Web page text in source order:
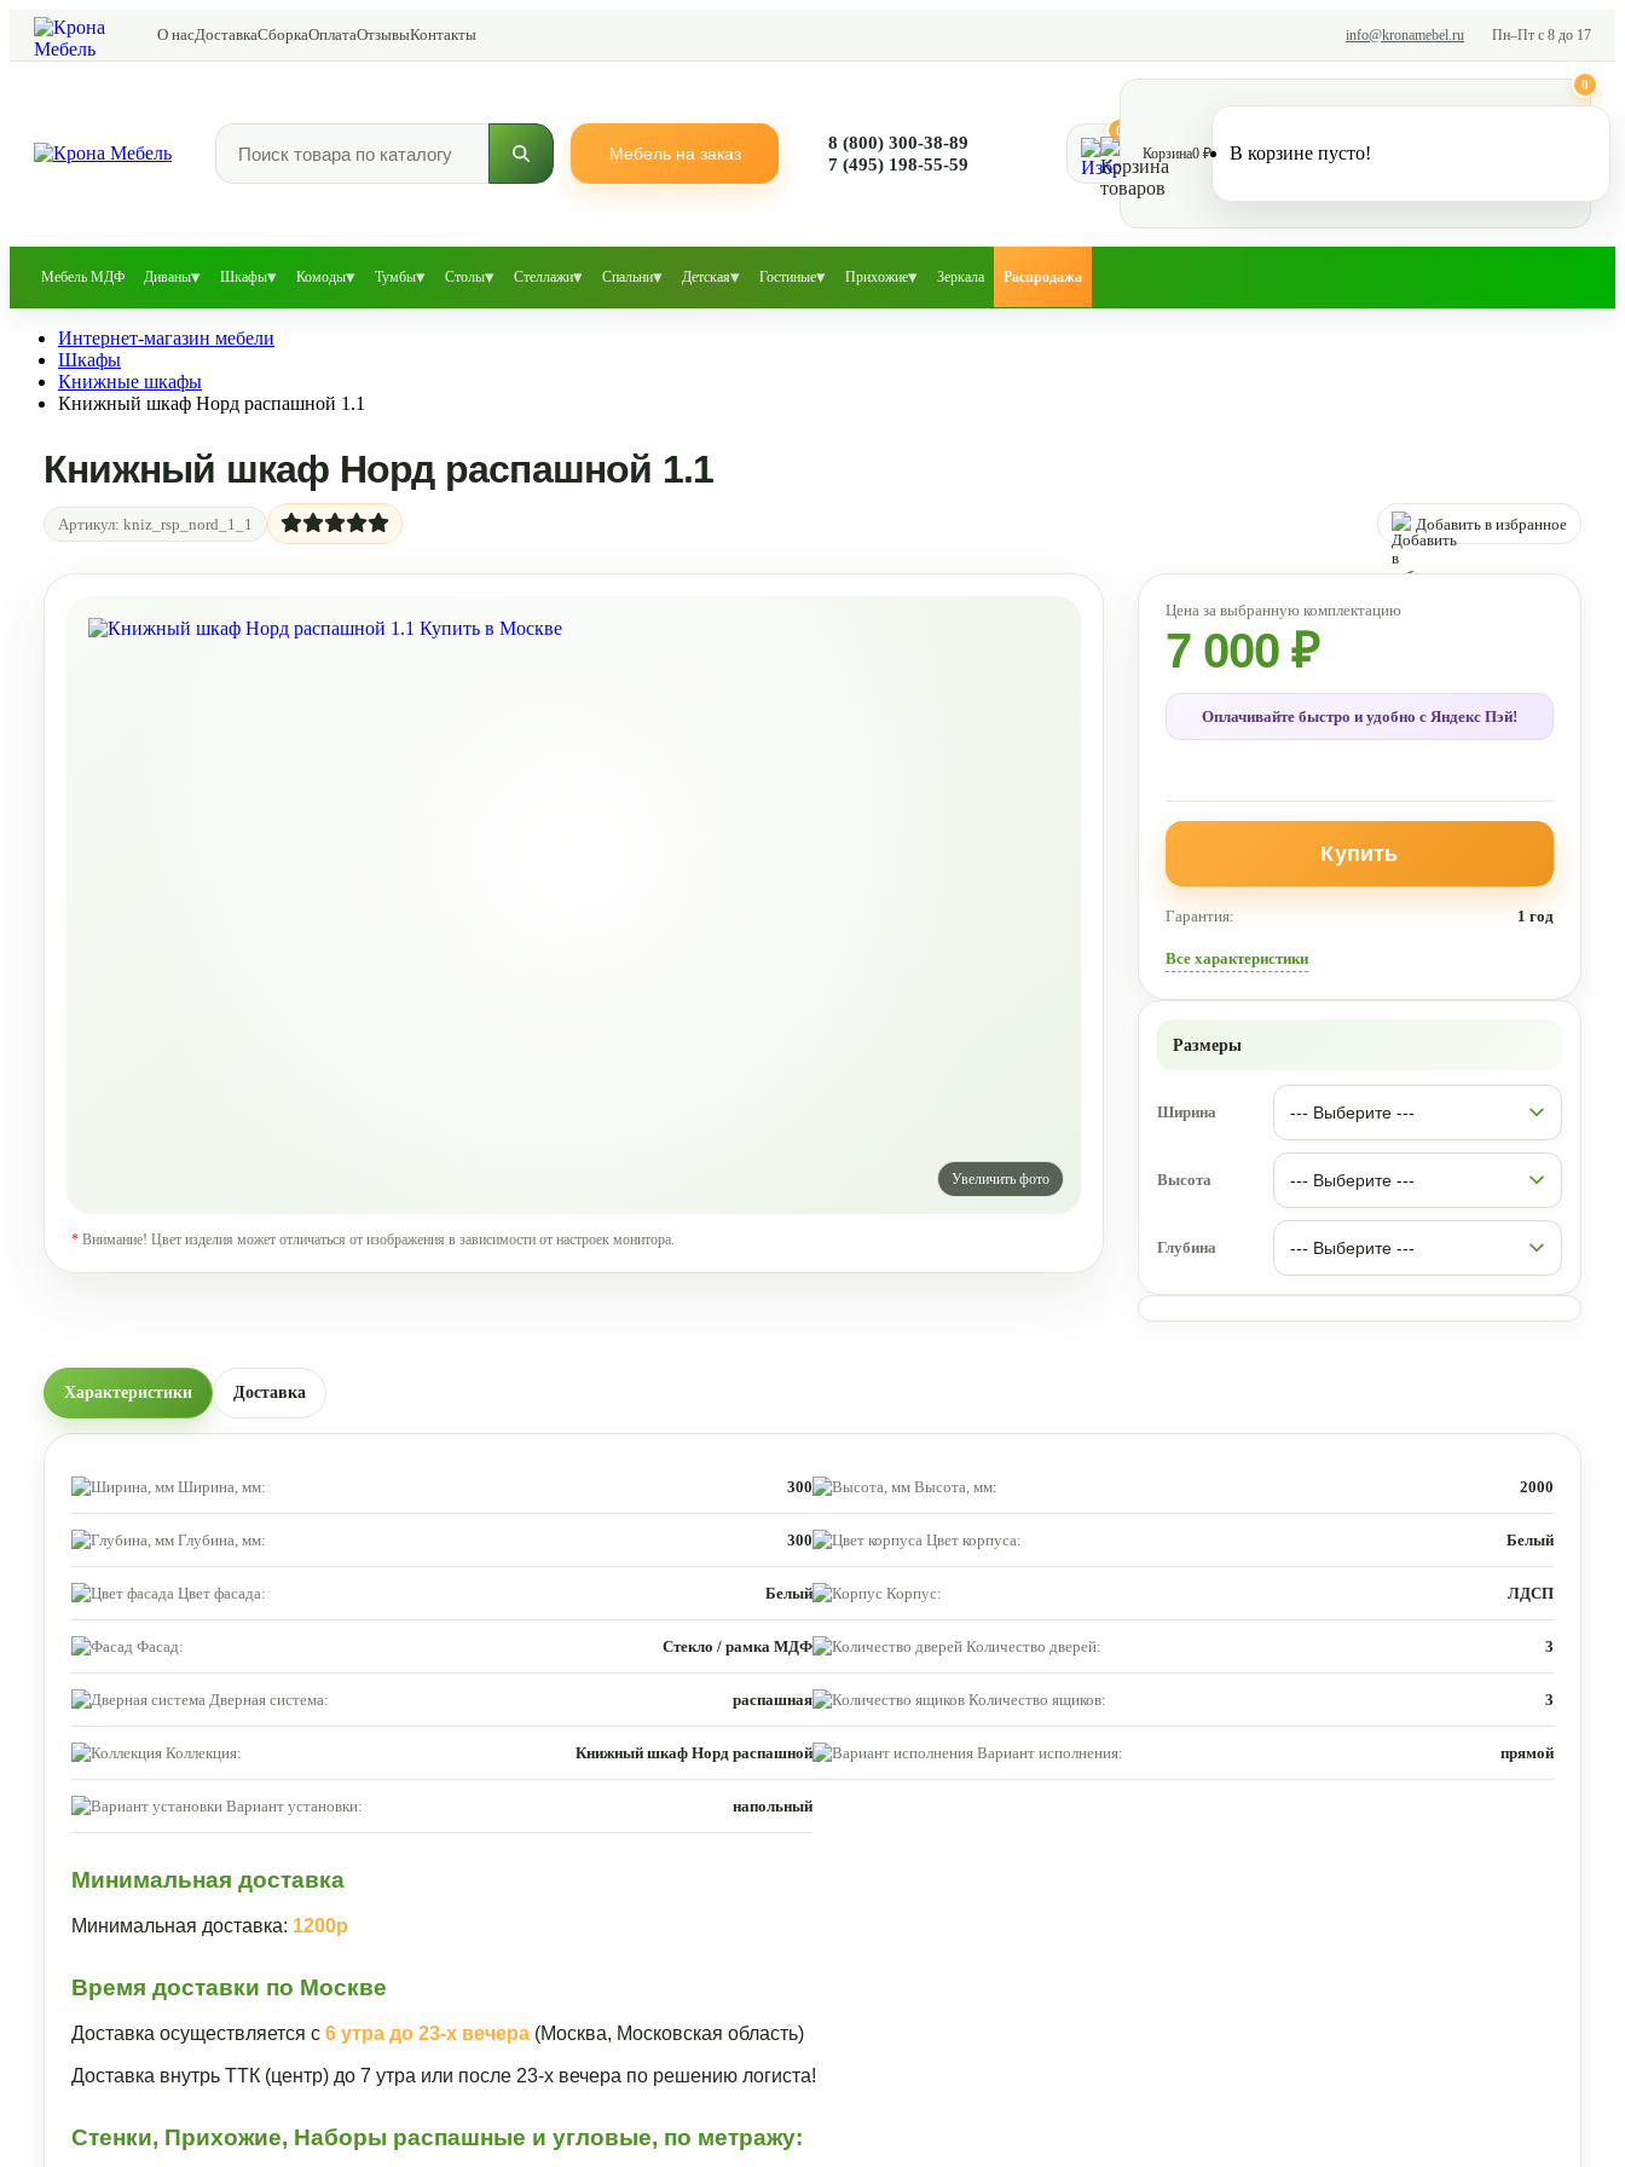
О насДоставкаСборкаОплатаОтзывыКонтакты info@kronamebel.ru Пн–Пт с 8 до 17
Мебель на заказ
8 (800) 300-38-89
7 (495) 198-55-59
0
Корзина
0
0 ₽ В корзине пусто!
Мебель МДФ Диваны▾ Шкафы▾ Комоды▾ Тумбы▾ Столы▾ Стеллажи▾ Спальни▾ Детская▾ Гостиные▾ Прихожие▾ Зеркала Распродажа
Интернет-магазин мебели
Шкафы
Книжные шкафы
Книжный шкаф Норд распашной 1.1
Книжный шкаф Норд распашной 1.1
Артикул: kniz_rsp_nord_1_1 Добавить в избранное
* Внимание! Цвет изделия может отличаться от изображения в зависимости от настроек монитора.
7 000 ₽
Оплачивайте быстро и удобно с Яндекс Пэй!
Купить
Гарантия: 1 год
Все характеристики
Размеры
Ширина
Высота
Глубина
Характеристики Доставка
Ширина, мм: 300 Высота, мм: 2000
Глубина, мм: 300 Цвет корпуса: Белый
Цвет фасада: Белый Корпус: ЛДСП
Фасад: Стекло / рамка МДФ Количество дверей: 3
Дверная система: распашная Количество ящиков: 3
Коллекция: Книжный шкаф Норд распашной Вариант исполнения: прямой
Вариант установки: напольный
Минимальная доставка
Минимальная доставка: 1200р
Время доставки по Москве
Доставка осуществляется с 6 утра до 23-х вечера (Москва, Московская область)
Доставка внутрь ТТК (центр) до 7 утра или после 23-х вечера по решению логиста!
Стенки, Прихожие, Наборы распашные и угловые, по метражу: